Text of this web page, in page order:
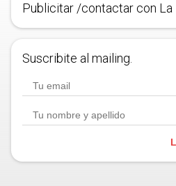
Publicitar /contactar con La
Suscribite al mailing.